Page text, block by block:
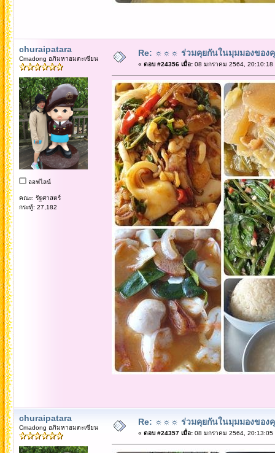
churaipatara
Cmadong อภิมหาอมตะเซียน
ออฟไลน์
คณะ: รัฐศาสตร์
กระทู้: 27,182
Re: ☼☼☼ ร่วมคุยกันในมุมมองของ
« ตอบ #24356 เมื่อ:08 มกราคม 2564, 20:10:18
churaipatara
Cmadong อภิมหาอมตะเซียน
Re: ☼☼☼ ร่วมคุยกันในมุมมองของ
« ตอบ #24357 เมื่อ:08 มกราคม 2564, 20:13:05